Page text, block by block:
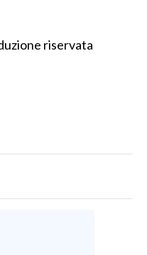
riservata